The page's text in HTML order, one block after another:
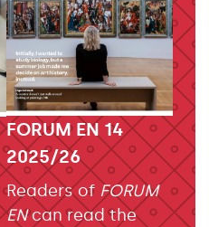
FORUM EN 14
2025/26
Readers of FORUM
ENcan read the